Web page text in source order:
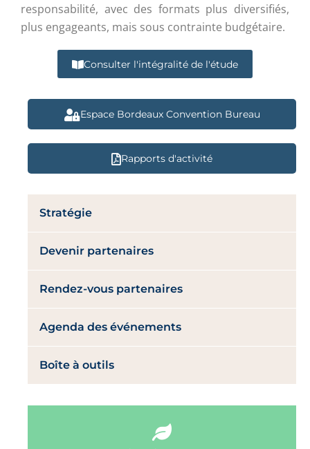
responsabilité, avec des formats plus diversifiés,
plus engageants, mais sous contrainte budgétaire.
Consulter l'intégralité de l'étude
Espace Bordeaux Convention Bureau
Rapports d'activité
Stratégie
Devenir partenaires
Rendez-vous partenaires
Agenda des événements
Boîte à outils